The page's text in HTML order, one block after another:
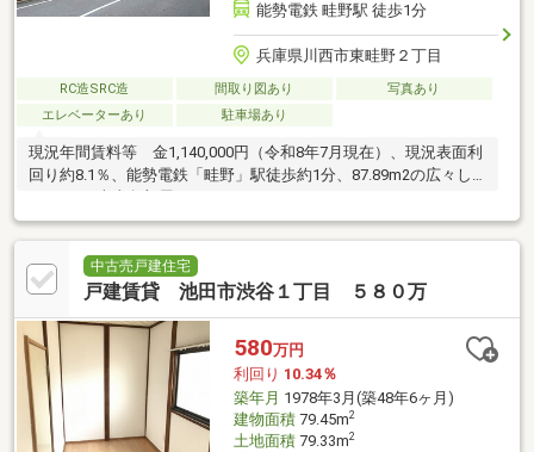
能勢電鉄 畦野駅 徒歩1分
兵庫県川西市東畦野２丁目
RC造SRC造 間取り図あり
写真あり
エレベーターあり
駐車場あり
現況年間賃料等 金1,140,000円（令和8年7月現在）、現況表面利
回り約8.1％、能勢電鉄「畦野」駅徒歩約1分、87.89m2の広々し
中古売戸建住宅
戸建賃貸 池田市渋谷１丁目 ５８０万
580万円
利回り 10.34％
築年月 1978年3月(築48年6ヶ月)
建物面積79.45m2
土地面積79.33m2